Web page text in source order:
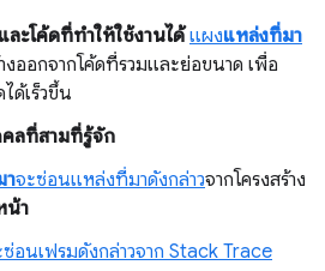
ะโค้ดที่ทำให้ใช้งานได้ แผงแหล่งที่มา
ออกจากโค้ดที่รวมและย่อขนาด เพื่อ
ด้เร็วขึ้น
คลที่สามที่รู้จัก
าจะซ่อนแหล่งที่มาดังกล่าวจากโครงสร้าง
น้า
อนเฟรมดังกล่าวจาก Stack Trace